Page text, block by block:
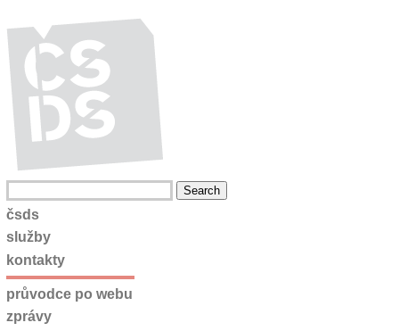
čsds
služby
kontakty
průvodce po webu
zprávy